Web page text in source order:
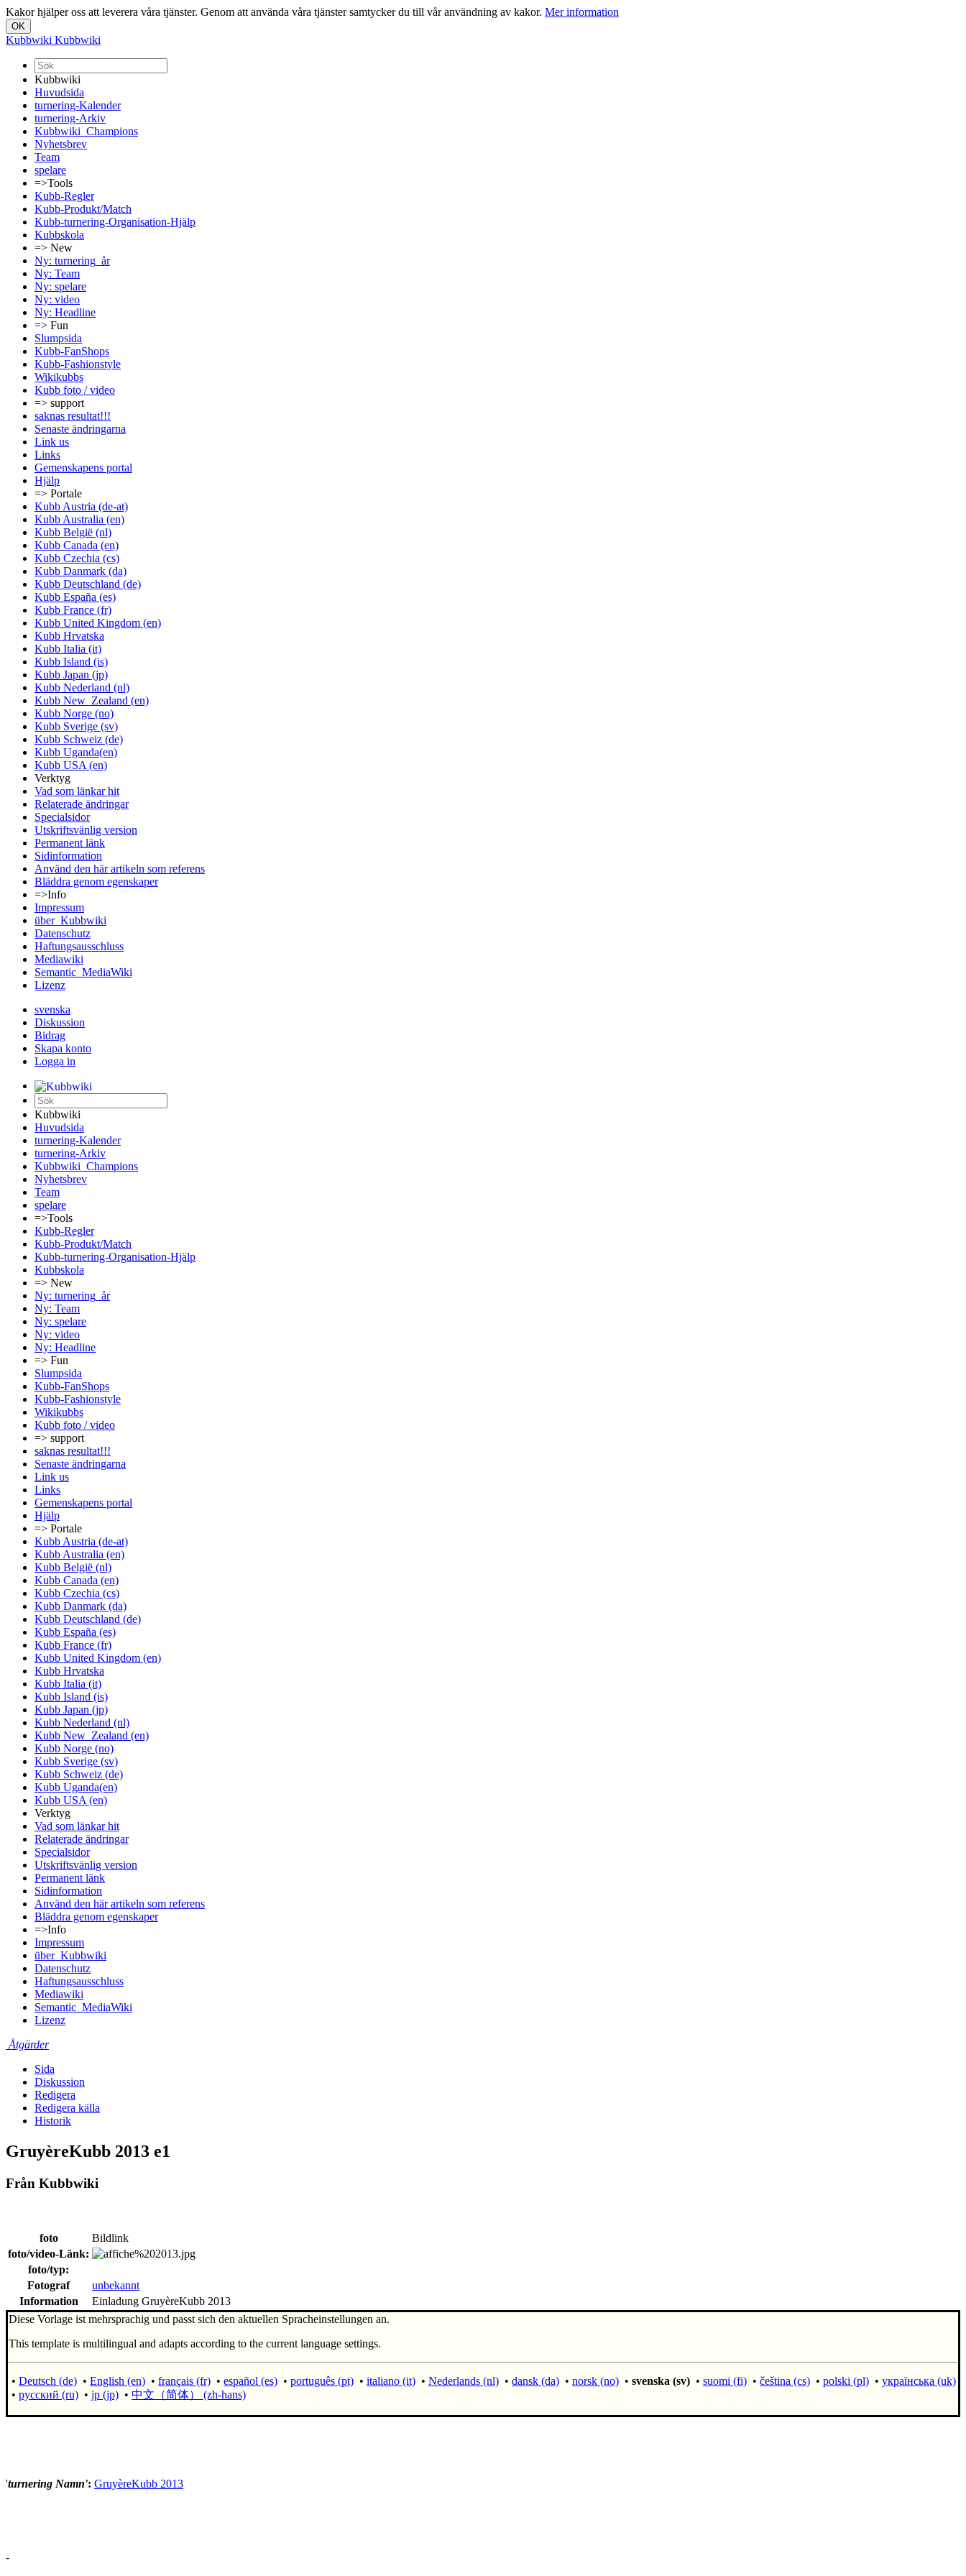
Kakor hjälper oss att leverera våra tjänster. Genom att använda våra tjänster samtycker du till vår användning av kakor. Mer information
Kubbwiki Kubbwiki
Kubbwiki
Huvudsida
turnering-Kalender
turnering-Arkiv
Kubbwiki_Champions
Nyhetsbrev
Team
spelare
=>Tools
Kubb-Regler
Kubb-Produkt/Match
Kubb-turnering-Organisation-Hjälp
Kubbskola
=> New
Ny: turnering_år
Ny: Team
Ny: spelare
Ny: video
Ny: Headline
=> Fun
Slumpsida
Kubb-FanShops
Kubb-Fashionstyle
Wikikubbs
Kubb foto / video
=> support
saknas resultat!!!
Senaste ändringarna
Link us
Links
Gemenskapens portal
Hjälp
=> Portale
Kubb Austria (de-at)
Kubb Australia (en)
Kubb België (nl)
Kubb Canada (en)
Kubb Czechia (cs)
Kubb Danmark (da)
Kubb Deutschland (de)
Kubb España (es)
Kubb France (fr)
Kubb United Kingdom (en)
Kubb Hrvatska
Kubb Italia (it)
Kubb Island (is)
Kubb Japan (jp)
Kubb Nederland (nl)
Kubb New_Zealand (en)
Kubb Norge (no)
Kubb Sverige (sv)
Kubb Schweiz (de)
Kubb Uganda(en)
Kubb USA (en)
Verktyg
Vad som länkar hit
Relaterade ändringar
Specialsidor
Utskriftsvänlig version
Permanent länk
Sidinformation
Använd den här artikeln som referens
Bläddra genom egenskaper
=>Info
Impressum
über_Kubbwiki
Datenschutz
Haftungsausschluss
Mediawiki
Semantic_MediaWiki
Lizenz
svenska
Diskussion
Bidrag
Skapa konto
Logga in
Kubbwiki
Huvudsida
turnering-Kalender
turnering-Arkiv
Kubbwiki_Champions
Nyhetsbrev
Team
spelare
=>Tools
Kubb-Regler
Kubb-Produkt/Match
Kubb-turnering-Organisation-Hjälp
Kubbskola
=> New
Ny: turnering_år
Ny: Team
Ny: spelare
Ny: video
Ny: Headline
=> Fun
Slumpsida
Kubb-FanShops
Kubb-Fashionstyle
Wikikubbs
Kubb foto / video
=> support
saknas resultat!!!
Senaste ändringarna
Link us
Links
Gemenskapens portal
Hjälp
=> Portale
Kubb Austria (de-at)
Kubb Australia (en)
Kubb België (nl)
Kubb Canada (en)
Kubb Czechia (cs)
Kubb Danmark (da)
Kubb Deutschland (de)
Kubb España (es)
Kubb France (fr)
Kubb United Kingdom (en)
Kubb Hrvatska
Kubb Italia (it)
Kubb Island (is)
Kubb Japan (jp)
Kubb Nederland (nl)
Kubb New_Zealand (en)
Kubb Norge (no)
Kubb Sverige (sv)
Kubb Schweiz (de)
Kubb Uganda(en)
Kubb USA (en)
Verktyg
Vad som länkar hit
Relaterade ändringar
Specialsidor
Utskriftsvänlig version
Permanent länk
Sidinformation
Använd den här artikeln som referens
Bläddra genom egenskaper
=>Info
Impressum
über_Kubbwiki
Datenschutz
Haftungsausschluss
Mediawiki
Semantic_MediaWiki
Lizenz
Åtgärder
Sida
Diskussion
Redigera
Redigera källa
Historik
GruyèreKubb 2013 e1
Från Kubbwiki
foto
Bildlink
foto/video-Länk:
foto/typ:
Fotograf
unbekannt
Information
Einladung GruyèreKubb 2013
Diese Vorlage ist mehrsprachig und passt sich den aktuellen Spracheinstellungen an.
This template is multilingual and adapts according to the current language settings.
• Deutsch (de) • English (en) • français (fr) • español (es) • português (pt) • italiano (it) • Nederlands (nl) • dansk (da) • norsk (no) • svenska (sv) • suomi (fi) • čeština (cs) • polski (pl) • українська (uk)
• русский (ru) • jp (jp) • 中文（简体）‎ (zh-hans)
'turnering Namn': GruyèreKubb 2013
-